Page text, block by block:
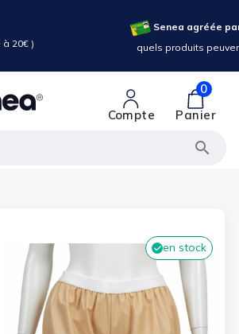

Compte
0
Panier
en stock